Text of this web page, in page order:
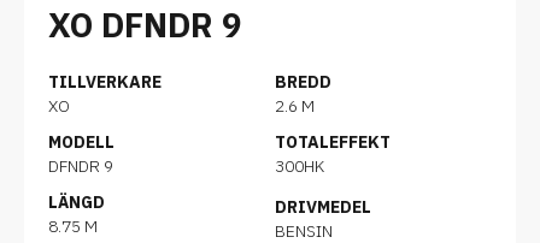
XO DFNDR 9
TILLVERKARE
XO
MODELL
DFNDR 9
LÄNGD
8.75 M
BREDD
2.6 M
TOTALEFFEKT
300HK
DRIVMEDEL
BENSIN